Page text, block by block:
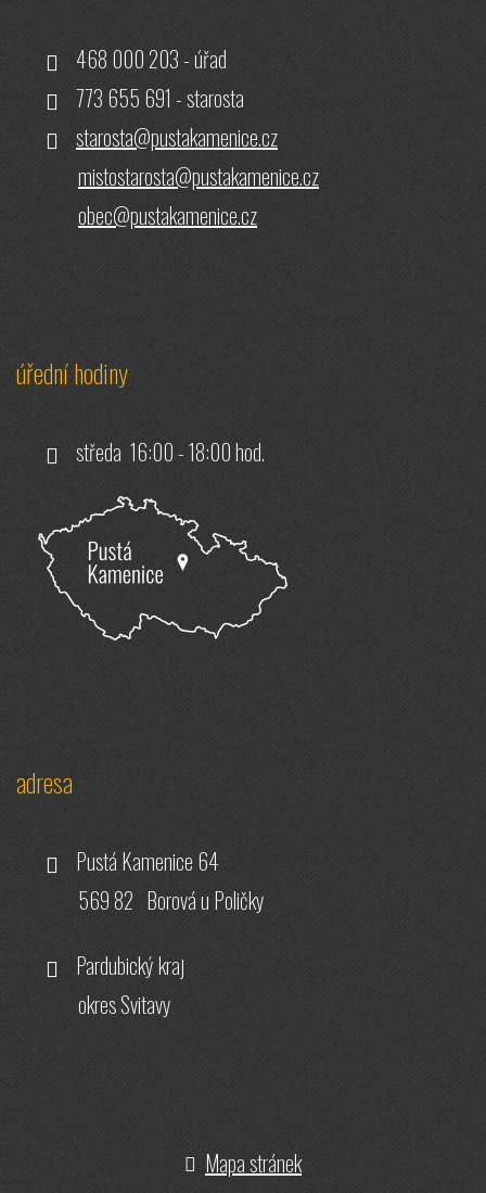
468 000 203 - úřad
773 655 691 - starosta
starosta@pustakamenice.cz
mistostarosta@pustakamenice.cz
obec@pustakamenice.cz
úřední hodiny
středa 16:00 - 18:00 hod.
adresa
Pustá Kamenice 64
569 82 Borová u Poličky
Pardubický kraj
okres Svitavy
Mapa stránek